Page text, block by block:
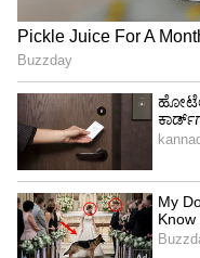
4
5
Image Credit :Asianet